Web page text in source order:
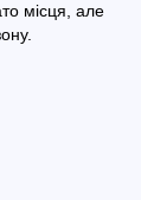
місця, але